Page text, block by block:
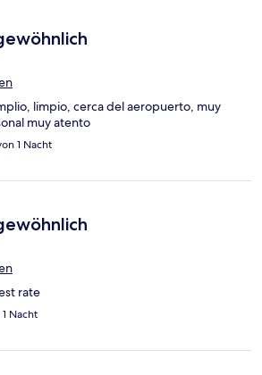
limpio, cerca del aeropuerto, muy
muy atento
1 Nacht
rate
Nacht